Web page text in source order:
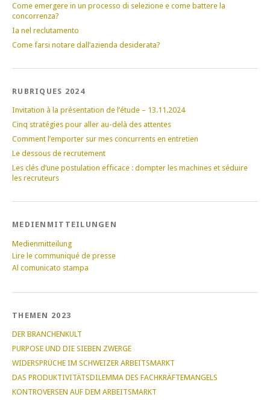
Come emergere in un processo di selezione e come battere la
concorrenza?
Ia nel reclutamento
Come farsi notare dall’azienda desiderata?
RUBRIQUES 2024
Invitation à la présentation de l’étude – 13.11.2024
Cinq stratégies pour aller au-delà des attentes
Comment l’emporter sur mes concurrents en entretien
Le dessous de recrutement
Les clés d’une postulation efficace : dompter les machines et séduire
les recruteurs
MEDIENMITTEILUNGEN
Medienmitteilung
Lire le communiqué de presse
Al comunicato stampa
THEMEN 2023
DER BRANCHENKULT
PURPOSE UND DIE SIEBEN ZWERGE
WIDERSPRÜCHE IM SCHWEIZER ARBEITSMARKT
DAS PRODUKTIVITÄTSDILEMMA DES FACHKRÄFTEMANGELS
KONTROVERSEN AUF DEM ARBEITSMARKT